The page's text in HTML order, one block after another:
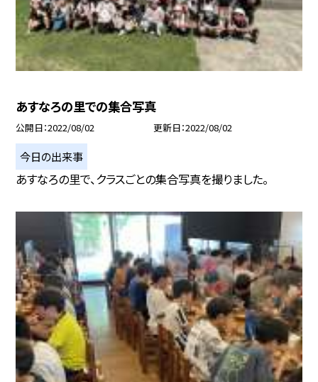
あすなろの里での集合写真
公開日 2022/08/02 更新日 2022/08/02
今日の出来事
あすなろの里で、クラスごとの集合写真を撮りました。